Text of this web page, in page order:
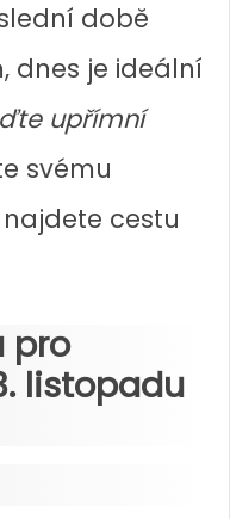
době
dnes je ideální
upřímní
svému
cestu
pro
listopadu